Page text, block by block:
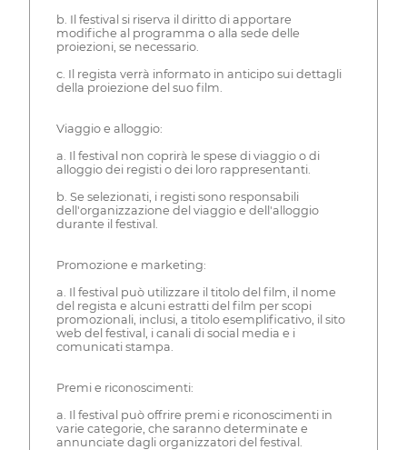
b. Il festival si riserva il diritto di apportare
modifiche al programma o alla sede delle
proiezioni, se necessario.
c. Il regista verrà informato in anticipo sui dettagli
della proiezione del suo film.
Viaggio e alloggio:
a. Il festival non coprirà le spese di viaggio o di
alloggio dei registi o dei loro rappresentanti.
b. Se selezionati, i registi sono responsabili
dell'organizzazione del viaggio e dell'alloggio
durante il festival.
Promozione e marketing:
a. Il festival può utilizzare il titolo del film, il nome
del regista e alcuni estratti del film per scopi
promozionali, inclusi, a titolo esemplificativo, il sito
web del festival, i canali di social media e i
comunicati stampa.
Premi e riconoscimenti:
a. Il festival può offrire premi e riconoscimenti in
varie categorie, che saranno determinate e
annunciate dagli organizzatori del festival.